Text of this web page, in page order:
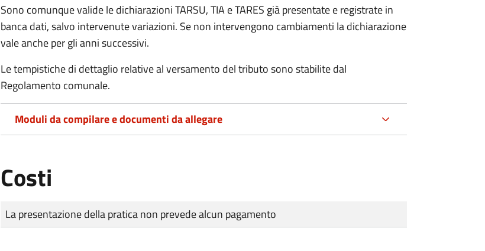
Sono comunque valide le dichiarazioni TARSU, TIA e TARES già presentate e registrate in
banca dati, salvo intervenute variazioni. Se non intervengono cambiamenti la dichiarazione
vale anche per gli anni successivi.
Le tempistiche di dettaglio relative al versamento del tributo sono stabilite dal
Regolamento comunale.
Moduli da compilare e documenti da allegare
Costi
Tipo di pagamento
Importo
La presentazione della pratica non prevede alcun pagamento